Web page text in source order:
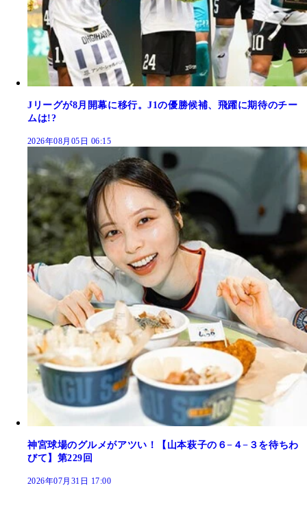
Jリーグが8月開幕に移行。J1の優勝候補、飛躍に期待のチー
ムは!?
2026年08月05日 06:15
神宮球場のグルメがアツい！【山本萩子の６−４−３を待ちわ
びて】第229回
2026年07月31日 17:00